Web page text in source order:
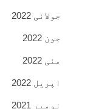
جولائی 2022
جون 2022
مئی 2022
اپریل 2022
نومبر 2021